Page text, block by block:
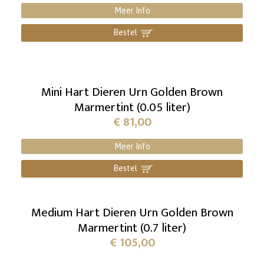
Meer Info
Bestel ]
Mini Hart Dieren Urn Golden Brown
Marmertint (0.05 liter)
€81,00
Meer Info
Bestel ]
Medium Hart Dieren Urn Golden Brown
Marmertint (0.7 liter)
€105,00